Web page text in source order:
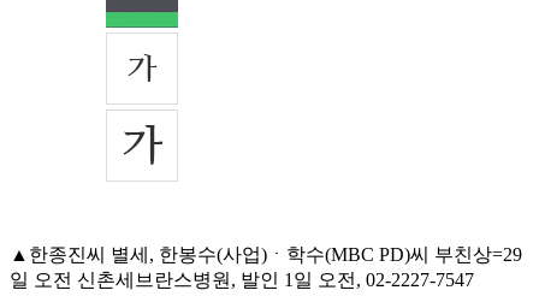
▲한종진씨 별세, 한봉수(사업)ㆍ학수(MBC PD)씨 부친상=29
일 오전 신촌세브란스병원, 발인 1일 오전, 02-2227-7547